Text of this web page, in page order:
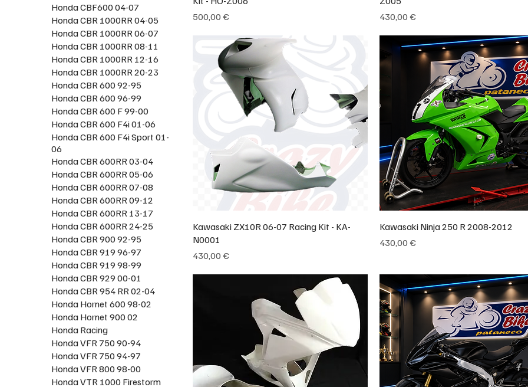
Honda CBF600 04-07
Honda CBR 1000RR 04-05
Honda CBR 1000RR 06-07
Honda CBR 1000RR 08-11
Honda CBR 1000RR 12-16
Honda CBR 1000RR 20-23
Honda CBR 600 92-95
Honda CBR 600 96-99
Honda CBR 600 F 99-00
Honda CBR 600 F4i 01-06
Honda CBR 600 F4i Sport 01-
06
Honda CBR 600RR 03-04
Honda CBR 600RR 05-06
Honda CBR 600RR 07-08
Honda CBR 600RR 09-12
Honda CBR 600RR 13-17
Honda CBR 600RR 24-25
Honda CBR 900 92-95
Honda CBR 919 96-97
Honda CBR 919 98-99
Honda CBR 929 00-01
Honda CBR 954 RR 02-04
Honda Hornet 600 98-02
Honda Hornet 900 02
Honda Racing
Honda VFR 750 90-94
Honda VFR 750 94-97
Honda VFR 800 98-00
Honda VTR 1000 Firestorm
Prix
500,00 €
Prix
430,00 €
Kawasaki ZX10R 06-07 Racing Kit - KA-
N0001
Prix
430,00 €
Kawasaki Ninja 250 R 2008-2012
Prix
430,00 €